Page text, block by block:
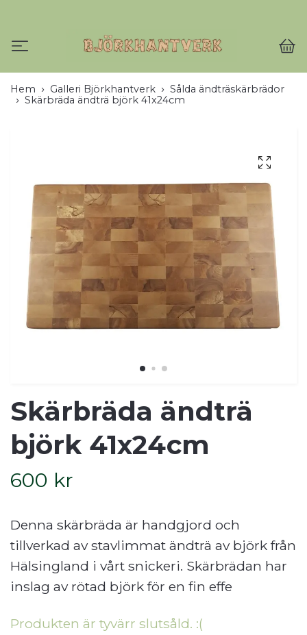
Hem Galleri Björkhantverk
Sålda ändträskärbrädor
Skärbräda ändträ björk 41x24cm
Skärbräda ändträ
björk 41x24cm
600 kr
Denna skärbräda är handgjord och
tillverkad av stavlimmat ändträ av björk från
Hälsingland i vårt snickeri. Skärbrädan har
inslag av rötad björk för en fin effe
Produkten är tyvärr slutsåld. :(